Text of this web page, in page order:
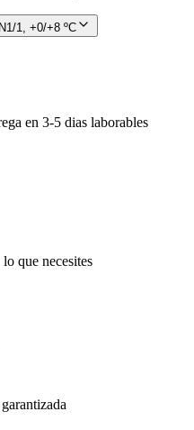
1, +0/+8 ºC
en 3-5 dias laborables
que necesites